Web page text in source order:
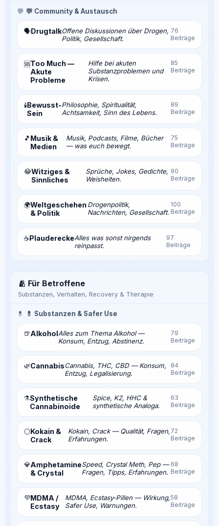
💬 💬 Community & Austausch
🗣️DrugtalkOffene Diskussionen über Drogen,
Politik, Gesellschaft.
76
Beiträge
🆘Too Much —
Akute
Probleme
Hilfe bei akuten
Substanzproblemen und
Krisen.
85
Beiträge
🕯️Bewusst-
Sein
Philosophie, Spiritualität,
Achtsamkeit, Sinn des Lebens.
89
Beiträge
🎵 Musik &
Medien
Musik, Podcasts, Filme, Bücher
— was euch bewegt.
75
Beiträge
😂Witziges &
Sinnliches
Sprüche, Jokes, Gedichte,
Weisheiten.
90
Beiträge
🌍Weltgeschehen
& Politik
Drogenpolitik,
Nachrichten, Gesellschaft.
100
Beiträge
☕PlaudereckeAlles was sonst nirgends
reinpasst.
97
Beiträge
🫂 Für Betroffene
Substanzen, Verhalten, Recovery & Therapie
💊 💊 Substanzen & Safer Use
🍺AlkoholAlles zum Thema Alkohol —
Konsum, Entzug, Abstinenz.
79
Beiträge
🌿CannabisCannabis, THC, CBD — Konsum,
Entzug, Legalisierung.
84
Beiträge
⚗️Synthetische
Cannabinoide
Spice, K2, HHC &
synthetische Analoga.
63
Beiträge
⚪Kokain &
Crack
Kokain, Crack — Qualität, Fragen,
Erfahrungen.
72
Beiträge
💎Amphetamine
& Crystal
Speed, Crystal Meth, Pep —
Fragen, Tipps, Erfahrungen.
68
Beiträge
💜MDMA /
Ecstasy
MDMA, Ecstasy-Pillen — Wirkung,
Safer Use, Warnungen.
58
Beiträge